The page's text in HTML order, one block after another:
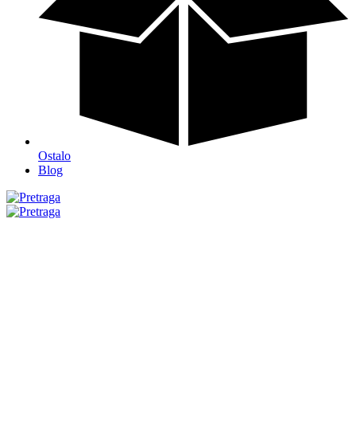
Ostalo
Blog